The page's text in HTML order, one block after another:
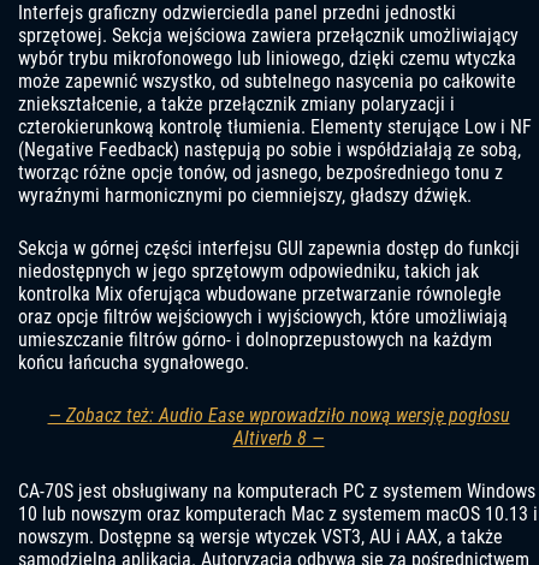
Interfejs graficzny odzwierciedla panel przedni jednostki
sprzętowej. Sekcja wejściowa zawiera przełącznik umożliwiający
wybór trybu mikrofonowego lub liniowego, dzięki czemu wtyczka
może zapewnić wszystko, od subtelnego nasycenia po całkowite
zniekształcenie, a także przełącznik zmiany polaryzacji i
czterokierunkową kontrolę tłumienia. Elementy sterujące Low i NF
(Negative Feedback) następują po sobie i współdziałają ze sobą,
tworząc różne opcje tonów, od jasnego, bezpośredniego tonu z
wyraźnymi harmonicznymi po ciemniejszy, gładszy dźwięk.
Sekcja w górnej części interfejsu GUI zapewnia dostęp do funkcji
niedostępnych w jego sprzętowym odpowiedniku, takich jak
kontrolka Mix oferująca wbudowane przetwarzanie równoległe
oraz opcje filtrów wejściowych i wyjściowych, które umożliwiają
umieszczanie filtrów górno- i dolnoprzepustowych na każdym
końcu łańcucha sygnałowego.
— Zobacz też: Audio Ease wprowadziło nową wersję pogłosu
Altiverb 8 —
CA-70S jest obsługiwany na komputerach PC z systemem Windows
10 lub nowszym oraz komputerach Mac z systemem macOS 10.13 i
nowszym. Dostępne są wersje wtyczek VST3, AU i AAX, a także
samodzielna aplikacja. Autoryzacja odbywa się za pośrednictwem